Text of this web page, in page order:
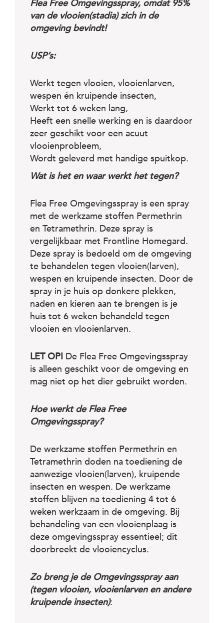
Flea Free Omgevingsspray, omdat 95%
van de vlooien(stadia) zich in de
omgeving bevindt!
USP’s:
Werkt tegen vlooien, vlooienlarven,
wespen én kruipende insecten,
Werkt tot 6 weken lang,
Heeft een snelle werking en is daardoor
zeer geschikt voor een acuut
vlooienprobleem,
Wordt geleverd met handige spuitkop.
Wat is het en waar werkt het tegen?
Flea Free Omgevingsspray is een spray
met de werkzame stoffen Permethrin
en Tetramethrin. Deze spray is
vergelijkbaar met Frontline Homegard.
Deze spray is bedoeld om de omgeving
te behandelen tegen vlooien(larven),
wespen en kruipende insecten. Door de
spray in je huis op donkere plekken,
naden en kieren aan te brengen is je
huis tot 6 weken behandeld tegen
vlooien en vlooienlarven.
LET OP! De Flea Free Omgevingsspray
is alleen geschikt voor de omgeving en
mag niet op het dier gebruikt worden.
Hoe werkt de Flea Free
Omgevingsspray?
De werkzame stoffen Permethrin en
Tetramethrin doden na toediening de
aanwezige vlooien(larven), kruipende
insecten en wespen. De werkzame
stoffen blijven na toediening 4 tot 6
weken werkzaam in de omgeving. Bij
behandeling van een vlooienplaag is
deze omgevingsspray essentieel; dit
doorbreekt de vlooiencyclus.
Zo breng je de Omgevingsspray aan
(tegen vlooien, vlooienlarven en andere
kruipende insecten):